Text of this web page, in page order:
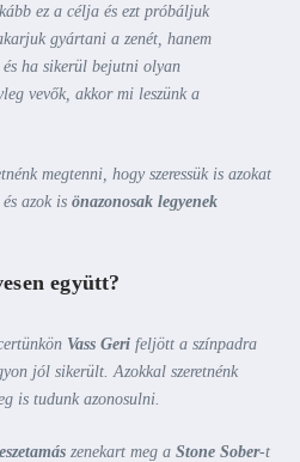
ez a célja és ezt próbáljuk
gyártani a zenét, hanem
és ha sikerül bejutni olyan
vevők, akkor mi leszünk a
megtenni, hogy szeressük is azokat
azok is önazonosak legyenek
együtt?
Vass Geri feljött a színpadra
jól sikerült. Azokkal szeretnénk
is tudunk azonosulni.
eszetamás zenekart meg a Stone Sober-t